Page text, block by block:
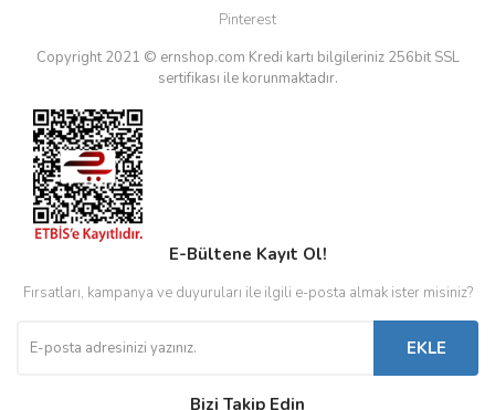
Pinterest
Copyright 2021 © ernshop.com Kredi kartı bilgileriniz 256bit SSL
sertifikası ile korunmaktadır.
E-Bültene Kayıt Ol!
Fırsatları, kampanya ve duyuruları ile ilgili e-posta almak ister misiniz?
EKLE
Bizi Takip Edin